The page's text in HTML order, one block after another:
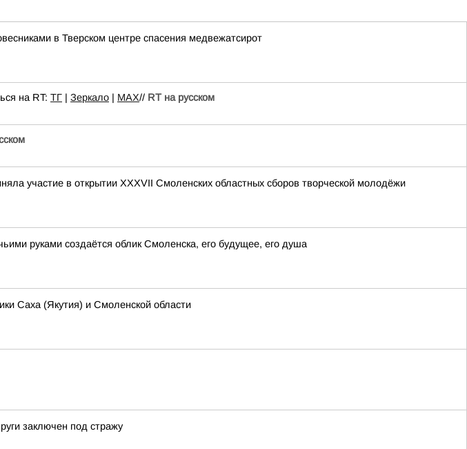
в Тверском центре спасения медвежатсирот
на RT: ТГ | Зеркало | MAX// RT на русском
участие в открытии XXXVII Смоленских областных сборов творческой молодёжи
руками создаётся облик Смоленска, его будущее, его душа
Саха (Якутия) и Смоленской области
заключен под стражу